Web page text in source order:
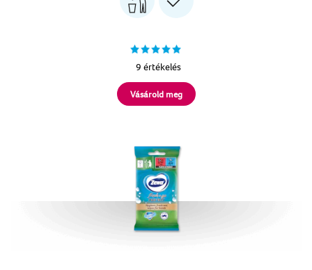
9 értékelés
Vásárold meg